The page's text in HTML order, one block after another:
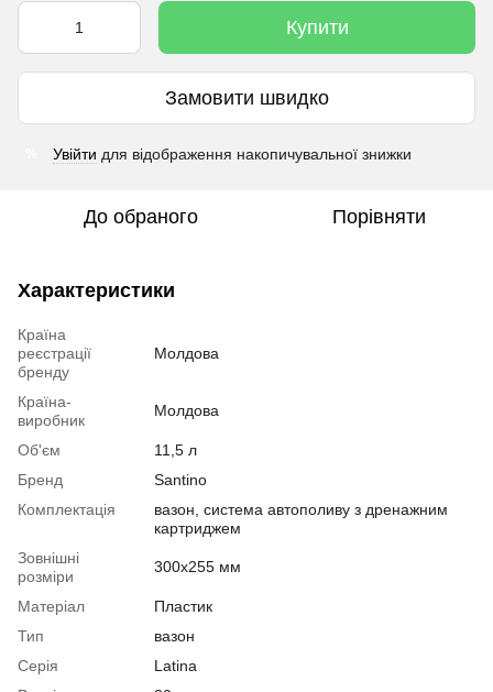
Купити
Замовити швидко
Увійти для відображення накопичувальної знижки
До обраного Порівняти
Характеристики
Країна
реєстрації
бренду
Молдова
Країна-
виробник
Молдова
Об'єм
11,5 л
Бренд
Santino
Комплектація
вазон, система автополиву з дренажним
картриджем
Зовнішні
розміри
300х255 мм
Матеріал
Пластик
Тип
вазон
Серія
Latina